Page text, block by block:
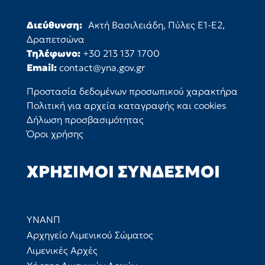
Διεύθυνση: Ακτή Βασιλειάδη, Πύλες Ε1-Ε2,
Δραπετσώνα
Τηλέφωνο: +30 213 137 1700
Email: contact@yna.gov.gr
Προστασία δεδομένων προσωπικού χαρακτήρα
Πολιτική για αρχεία καταγραφής και cookies
Δήλωση προσβασιμότητας
Όροι χρήσης
ΧΡΉΣΙΜΟΙ ΣΎΝΔΕΣΜΟΙ
ΥΝΑΝΠ
Αρχηγείο Λιμενικού Σώματος
Λιμενικές Αρχές